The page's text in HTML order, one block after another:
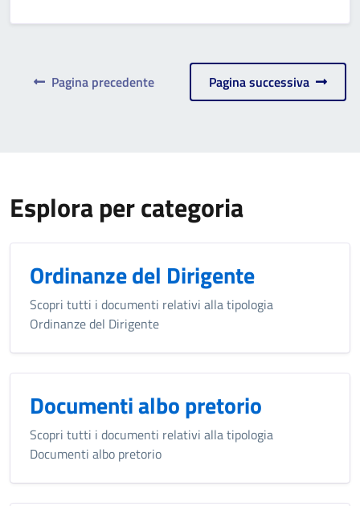
Pagina precedente Pagina successiva
Esplora per categoria
Ordinanze del Dirigente
Scopri tutti i documenti relativi alla tipologia
Ordinanze del Dirigente
Documenti albo pretorio
Scopri tutti i documenti relativi alla tipologia
Documenti albo pretorio